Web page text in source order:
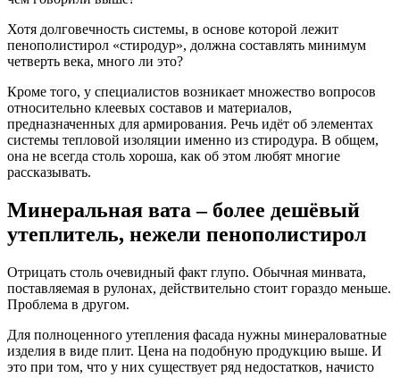
Хотя долговечность системы, в основе которой лежит
пенополистирол «стиродур», должна составлять минимум
четверть века, много ли это?
Кроме того, у специалистов возникает множество вопросов
относительно клеевых составов и материалов,
предназначенных для армирования. Речь идёт об элементах
системы тепловой изоляции именно из стиродура. В общем,
она не всегда столь хороша, как об этом любят многие
рассказывать.
Минеральная вата – более дешёвый
утеплитель, нежели пенополистирол
Отрицать столь очевидный факт глупо. Обычная минвата,
поставляемая в рулонах, действительно стоит гораздо меньше.
Проблема в другом.
Для полноценного утепления фасада нужны минераловатные
изделия в виде плит. Цена на подобную продукцию выше. И
это при том, что у них существует ряд недостатков, начисто